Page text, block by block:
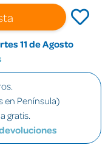
11 de Agosto
en Península)
gratis.